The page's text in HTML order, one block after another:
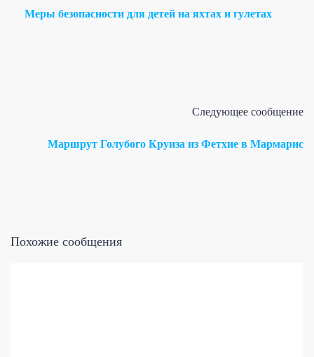
Меры безопасности для детей на яхтах и гулетах
Следующее сообщение
Маршрут Голубого Круиза из Фетхие в Мармарис
Похожие сообщения